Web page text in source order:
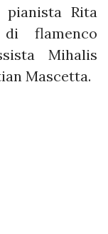
Rita
flamenco
Mihalis
Mascetta.